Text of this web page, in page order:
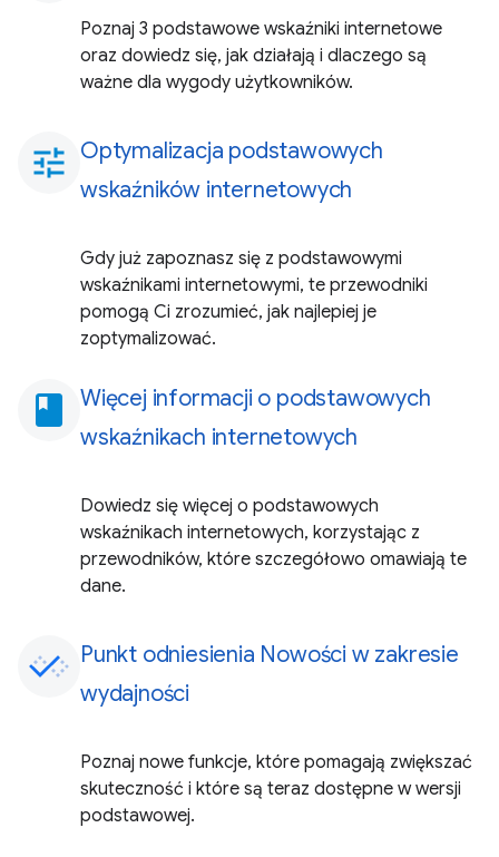
Poznaj 3 podstawowe wskaźniki internetowe
oraz dowiedz się, jak działają i dlaczego są
ważne dla wygody użytkowników.
tune Optymalizacja podstawowych
wskaźników internetowych
Gdy już zapoznasz się z podstawowymi
wskaźnikami internetowymi, te przewodniki
pomogą Ci zrozumieć, jak najlepiej je
zoptymalizować.
book
Więcej informacji o podstawowych
wskaźnikach internetowych
Dowiedz się więcej o podstawowych
wskaźnikach internetowych, korzystając z
przewodników, które szczegółowo omawiają te
dane.
Punkt odniesienia Nowości w zakresie
wydajności
Poznaj nowe funkcje, które pomagają zwiększać
skuteczność i które są teraz dostępne w wersji
podstawowej.